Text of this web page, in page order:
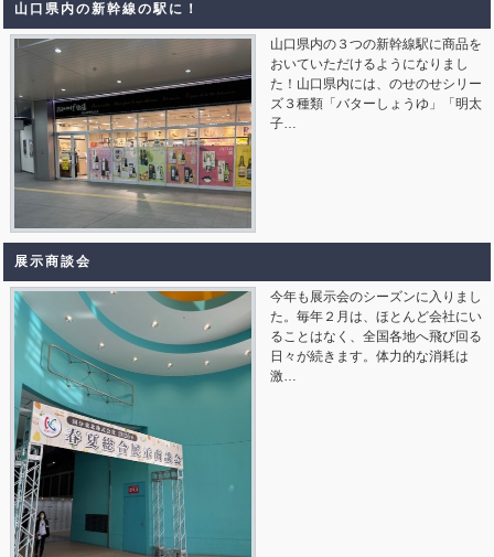
山口県内の新幹線の駅に！
山口県内の３つの新幹線駅に商品を
おいていただけるようになりまし
た！山口県内には、のせのせシリー
ズ３種類「バターしょうゆ」「明太
子…
展示商談会
今年も展示会のシーズンに入りまし
た。毎年２月は、ほとんど会社にい
ることはなく、全国各地へ飛び回る
日々が続きます。体力的な消耗は
激…